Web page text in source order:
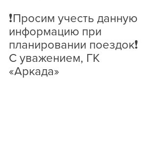
❗Просим учесть данную
информацию при
планировании поездок❗
С уважением, ГК
«Аркада»